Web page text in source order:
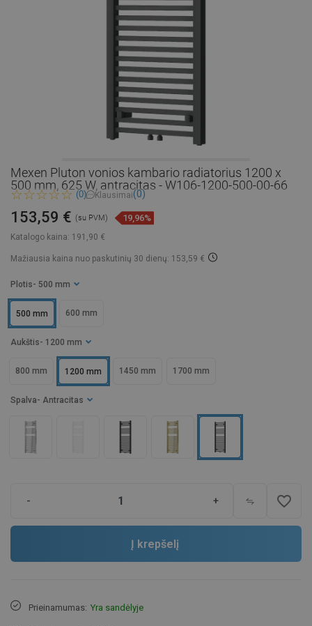
Mexen Pluton vonios kambario radiatorius 1200 x
500 mm, 625 W, antracitas - W106-1200-500-00-66
(0) Klausimai(0)
Katalogo kaina: 191,90 €
153,59 € (su PVM) 19,96%
Mažiausia kaina nuo paskutinių 30 dienų: 153,59 €
Plotis - 500 mm
500 mm 600 mm
Aukštis - 1200 mm
800 mm 1200 mm 1450 mm 1700 mm
Spalva - Antracitas
- + favorite_border
Į krepšelį
Prieinamumas: Yra sandėlyje